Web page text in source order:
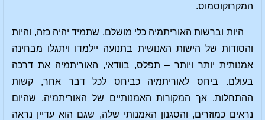
המקרוקוסמוס.
היות וברשות האוריתמיה כלי מושלם, שתמיד יהיה כזה, והיות
והסודות של הישות האנושית בתנועה יילמדו ויתגלו מבחינה
אמנותית יותר ויותר – תפלס, בוודאי, האוריתמיה את דרכה
בעולם. ביחס לאוריתמיה כביחס לכל דבר אחר, קשות
ההתחלות, אך המקורות האמנותיים של האוריתמיה, שהיום
נראים כמוזרים, והסגנון האמנותי שלה, שגם הוא עדיין נראה